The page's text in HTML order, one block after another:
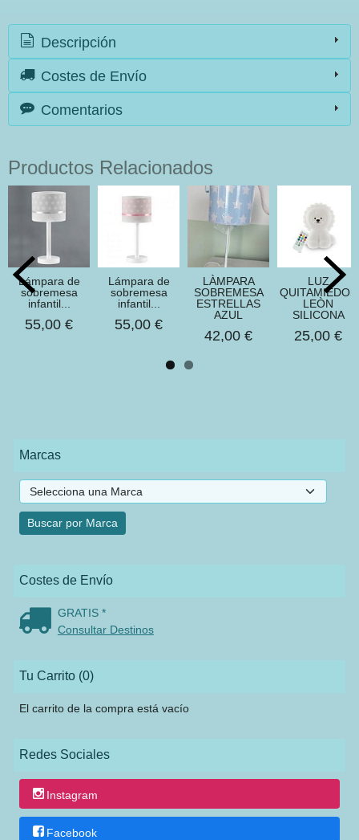
Marcas
Costes de Envío
GRATIS *
Consultar Destinos
Tu Carrito (0)
El carrito de la compra está vacío
Redes Sociales
Instagram
Facebook
Descripción
Costes de Envío
Comentarios
Productos Relacionados
​Lámpara de
sobremesa
infantil...
55,00 €
​Lámpara de
sobremesa
infantil...
55,00 €
LÀMPARA
SOBREMESA
ESTRELLAS
AZUL
42,00 €
LUZ
QUITAMIEDOS
LEÒN
SILICONA
25,00 €